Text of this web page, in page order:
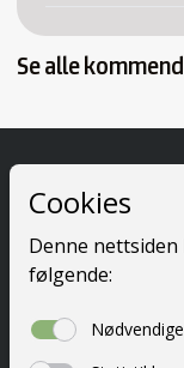
Se alle